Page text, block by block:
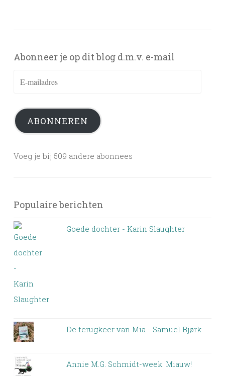
Abonneer je op dit blog d.m.v. e-mail
ABONNEREN
Voeg je bij 509 andere abonnees
Populaire berichten
Goede dochter - Karin Slaughter
De terugkeer van Mia - Samuel Bjørk
Annie M.G. Schmidt-week: Miauw!